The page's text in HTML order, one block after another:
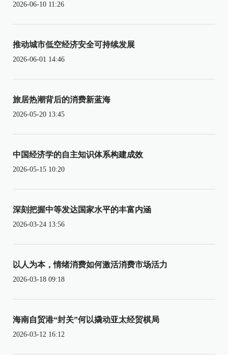
2026-06-10 11:26
推动城市低空经济安全可持续发展
2026-06-01 14:46
旅居热潮背后的消费新蓝海
2026-05-20 13:45
中国经济学的自主知识体系构建成效
2026-05-15 10:20
深刻把握中等发达国家水平的丰富内涵
2026-03-24 13:56
以人为本，情绪消费如何激活消费市场活力
2026-03-18 09:18
海南自贸港“封关”何以撬动亚太经贸棋局
2026-03-12 16:12